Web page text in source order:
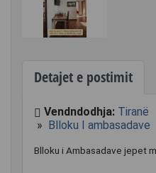
Detajet e postimit
Vendndodhja: Tiranë
» Blloku I ambasadave
Blloku i Ambasadave jepet